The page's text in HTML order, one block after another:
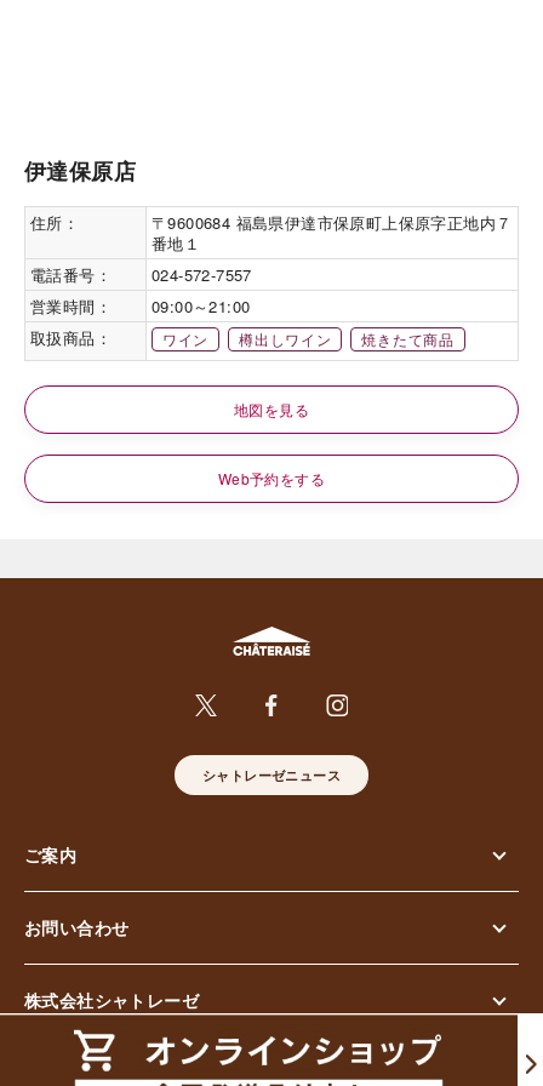
伊達保原店
住所：
〒9600684 福島県伊達市保原町上保原字正地内７
番地１
電話番号：
024-572-7557
営業時間：
09:00～21:00
取扱商品：
ワイン 樽出しワイン 焼きたて商品
地図を見る
Web予約をする
シャトレーゼニュース
ご案内
お問い合わせ
株式会社シャトレーゼ
© Chateraise Co.,Ltd. All Rights Reserved.